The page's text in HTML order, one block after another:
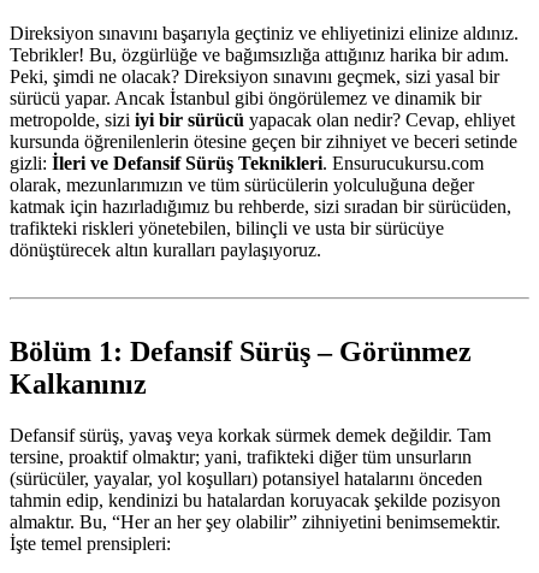
Direksiyon sınavını başarıyla geçtiniz ve ehliyetinizi elinize aldınız.
Tebrikler! Bu, özgürlüğe ve bağımsızlığa attığınız harika bir adım.
Peki, şimdi ne olacak? Direksiyon sınavını geçmek, sizi yasal bir
sürücü yapar. Ancak İstanbul gibi öngörülemez ve dinamik bir
metropolde, sizi iyi bir sürücü yapacak olan nedir? Cevap, ehliyet
kursunda öğrenilenlerin ötesine geçen bir zihniyet ve beceri setinde
gizli: İleri ve Defansif Sürüş Teknikleri. Ensurucukursu.com
olarak, mezunlarımızın ve tüm sürücülerin yolculuğuna değer
katmak için hazırladığımız bu rehberde, sizi sıradan bir sürücüden,
trafikteki riskleri yönetebilen, bilinçli ve usta bir sürücüye
dönüştürecek altın kuralları paylaşıyoruz.
Bölüm 1: Defansif Sürüş – Görünmez
Kalkanınız
Defansif sürüş, yavaş veya korkak sürmek demek değildir. Tam
tersine, proaktif olmaktır; yani, trafikteki diğer tüm unsurların
(sürücüler, yayalar, yol koşulları) potansiyel hatalarını önceden
tahmin edip, kendinizi bu hatalardan koruyacak şekilde pozisyon
almaktır. Bu, “Her an her şey olabilir” zihniyetini benimsemektir.
İşte temel prensipleri: